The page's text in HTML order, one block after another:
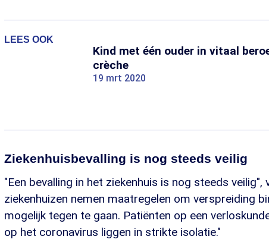
LEES OOK
Kind met één ouder in vitaal
crèche
19 mrt 2020
Ziekenhuisbevalling is nog steeds veilig
"Een bevalling in het ziekenhuis is nog steeds veilig",
ziekenhuizen nemen maatregelen om verspreiding
mogelijk tegen te gaan. Patiënten op een
op het coronavirus liggen in strikte isolatie."